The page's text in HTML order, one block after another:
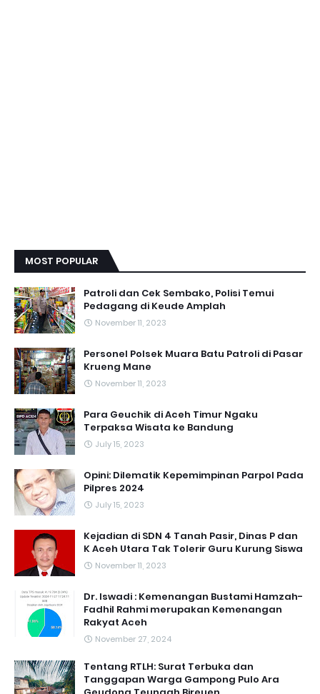
MOST POPULAR
Patroli dan Cek Sembako, Polisi Temui
Pedagang di Keude Amplah
November 11, 2023
Personel Polsek Muara Batu Patroli di Pasar
Krueng Mane
November 11, 2023
Para Geuchik di Aceh Timur Ngaku
Terpaksa Wisata ke Bandung
July 15, 2023
Opini: Dilematik Kepemimpinan Parpol Pada
Pilpres 2024
July 15, 2023
Kejadian di SDN 4 Tanah Pasir, Dinas P dan
K Aceh Utara Tak Tolerir Guru Kurung Siswa
November 11, 2023
Dr. Iswadi : Kemenangan Bustami Hamzah-
Fadhil Rahmi merupakan Kemenangan
Rakyat Aceh
November 27, 2024
Tentang RTLH: Surat Terbuka dan
Tanggapan Warga Gampong Pulo Ara